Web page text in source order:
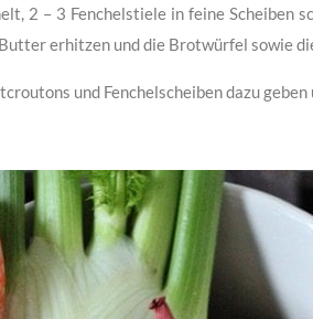
2 – 3 Fenchelstiele in feine Scheiben
erhitzen und die Brotwürfel sowie
und Fenchelscheiben dazu